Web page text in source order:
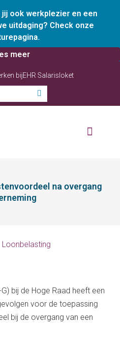
jij ook werkplezier en een
uitdaging? Check onze
meer
bijEHR Salarisloket
na overgang
Loonbelasting
bij de Hoge Raad heeft een
voor de toepassing
bij de overgang van een